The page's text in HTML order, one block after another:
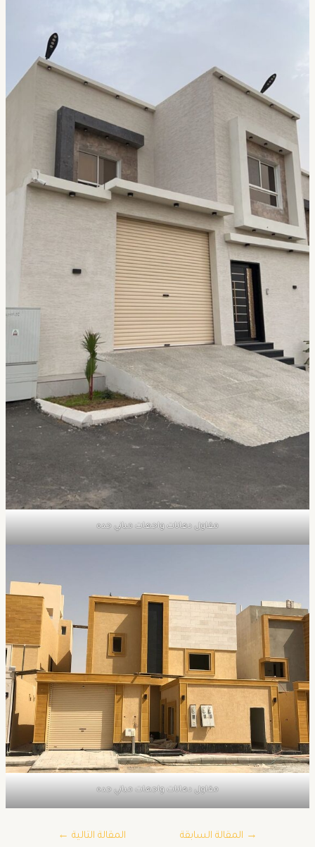
مقاول دهانات واجهات مباني جده
مقاول دهانات واجهات مباني جده
→المقالة السابقة المقالة التالية←